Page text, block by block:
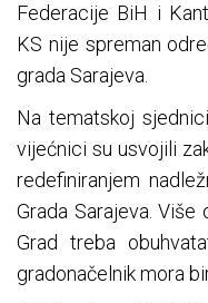
Federacije BiH i
KS nije spreman
grada Sarajeva.
Na tematskoj
vijećnici su usvojili
redefiniranjem
Grada Sarajeva.
Grad treba
gradonačelnik mora